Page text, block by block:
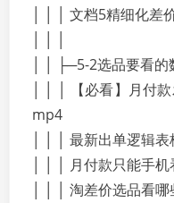
│ │ │ 文档5精细化差
│ │ ├─5-2选品要看
│ │ │ 【必看】月付
mp4
│ │ │ 最新出单逻辑
│ │ │ 月付款只能手
│ │ │ 淘差价选品看